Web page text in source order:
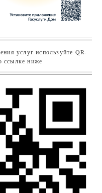
услуг используйте QR-
ссылке ниже